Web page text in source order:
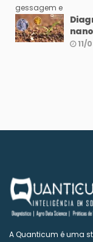
11/
A Quanticum é uma